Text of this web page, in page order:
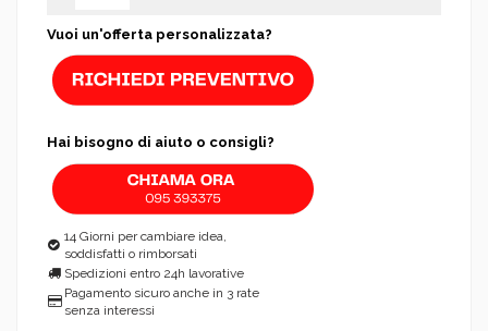
Vuoi un'offerta personalizzata?
Hai bisogno di aiuto o consigli?
14 Giorni per cambiare idea,
soddisfatti o rimborsati
Spedizioni entro 24h lavorative
Pagamento sicuro anche in 3 rate
senza interessi